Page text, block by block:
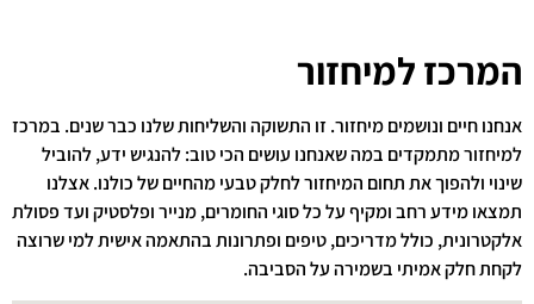
המרכז למיחזור
אנחנו חיים ונושמים מיחזור. זו התשוקה והשליחות שלנו כבר שנים. במרכז
למיחזור מתמקדים במה שאנחנו עושים הכי טוב: להנגיש ידע, להוביל
שינוי ולהפוך את תחום המיחזור לחלק טבעי מהחיים של כולנו. אצלנו
תמצאו מידע רחב ומקיף על כל סוגי החומרים, מנייר ופלסטיק ועד פסולת
אלקטרונית, כולל מדריכים, טיפים ופתרונות בהתאמה אישית למי שרוצה
לקחת חלק אמיתי בשמירה על הסביבה.